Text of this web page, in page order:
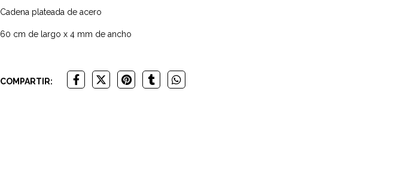
Cadena plateada de acero
60 cm de largo x 4 mm de ancho
COMPARTIR: